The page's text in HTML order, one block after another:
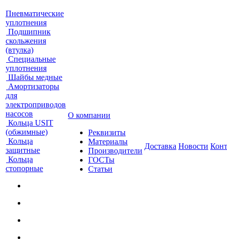
Пневматические
уплотнения
Подшипник
скольжения
(втулка)
Специальные
уплотнения
Шайбы медные
Амортизаторы
для
электроприводов
насосов
Кольца USIT
(обжимные)
Кольца
защитные
Кольца
стопорные
О компании
Реквизиты
Материалы
Производители
ГОСТы
Статьи
Доставка Новости